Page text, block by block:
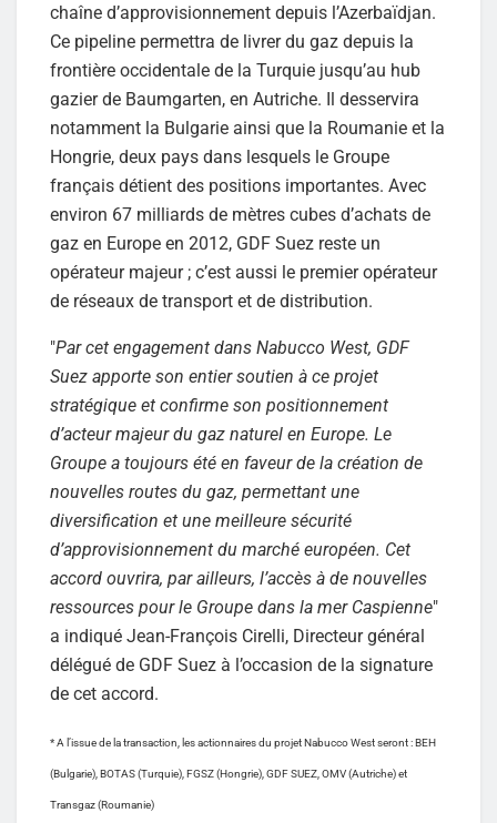
chaîne d’approvisionnement depuis l’Azerbaïdjan.
Ce pipeline permettra de livrer du gaz depuis la
frontière occidentale de la Turquie jusqu’au hub
gazier de Baumgarten, en Autriche. Il desservira
notamment la Bulgarie ainsi que la Roumanie et la
Hongrie, deux pays dans lesquels le Groupe
français détient des positions importantes. Avec
environ 67 milliards de mètres cubes d’achats de
gaz en Europe en 2012, GDF Suez reste un
opérateur majeur ; c’est aussi le premier opérateur
de réseaux de transport et de distribution.
"Par cet engagement dans Nabucco West, GDF
Suez apporte son entier soutien à ce projet
stratégique et confirme son positionnement
d’acteur majeur du gaz naturel en Europe. Le
Groupe a toujours été en faveur de la création de
nouvelles routes du gaz, permettant une
diversification et une meilleure sécurité
d’approvisionnement du marché européen. Cet
accord ouvrira, par ailleurs, l’accès à de nouvelles
ressources pour le Groupe dans la mer Caspienne"
a indiqué Jean-François Cirelli, Directeur général
délégué de GDF Suez à l’occasion de la signature
de cet accord.
* A l’issue de la transaction, les actionnaires du projet Nabucco West seront : BEH
(Bulgarie), BOTAS (Turquie), FGSZ (Hongrie), GDF SUEZ, OMV (Autriche) et
Transgaz (Roumanie)